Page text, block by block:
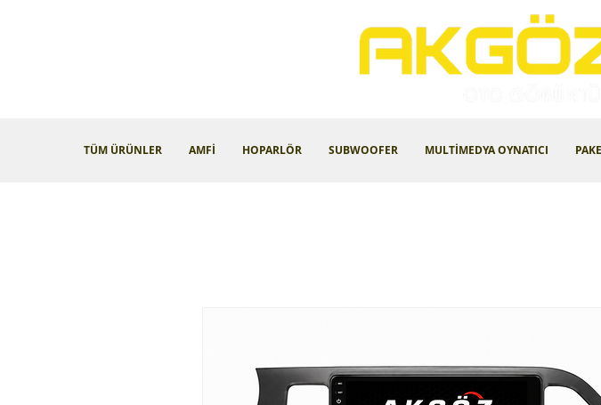
TÜM ÜRÜNLER AMFİ HOPARLÖR SUBWOOFER MULTİMEDYA OYNATICI